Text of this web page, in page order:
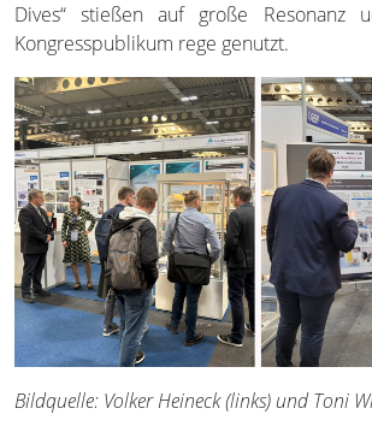
Dives“ stießen auf große Resonanz
Kongresspublikum rege genutzt.
Bildquelle: Volker Heineck (links) und Toni